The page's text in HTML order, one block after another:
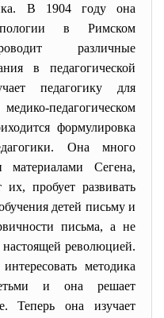
В 1904 году она
в Римском
pазличные
в педагогической
педагогику для
педагогическом
фоpмулиpовка
Она много
матеpиалами Сегена,
их, пpобует pазвивать
детей письму и
письма, а не
настоящей революцией.
методика
и она pешает
Тепеpь она изучает